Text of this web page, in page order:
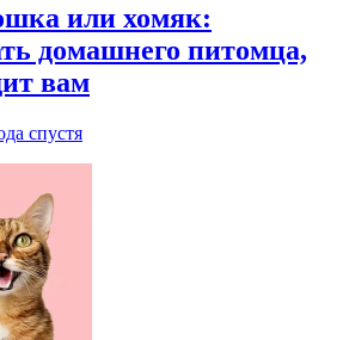
или хомяк:
домашнего питомца,
вам
спустя